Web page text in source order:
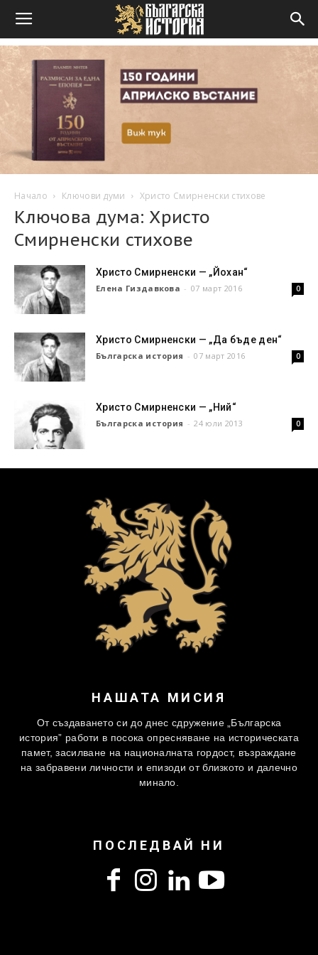
Начало Ключови думи Христо Смирненски стихове
Ключова дума: Христо
Смирненски стихове
Христо Смирненски — „Йохан“
Елена Гиздавкова - 07 март 2016 0
Христо Смирненски — „Да бъде ден“
Българска история - 07 март 2016 0
Христо Смирненски — „Ний“
Българска история - 24 юли 2013 0
НАШАТА МИСИЯ
От създаването си до днес сдружение „Българска
история” работи в посока опресняване на историческата
памет, засилване на националната гордост, възраждане
на забравени личности и епизоди от близкото и далечно
минало.
ПОСЛЕДВАЙ НИ